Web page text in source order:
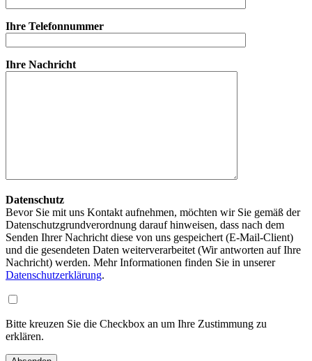
Ihre Telefonnummer
Ihre Nachricht
Datenschutz
Bevor Sie mit uns Kontakt aufnehmen, möchten wir Sie gemäß der
Datenschutzgrundverordnung darauf hinweisen, dass nach dem
Senden Ihrer Nachricht diese von uns gespeichert (E-Mail-Client)
und die gesendeten Daten weiterverarbeitet (Wir antworten auf Ihre
Nachricht) werden. Mehr Informationen finden Sie in unserer
Datenschutzerklärung.
Bitte kreuzen Sie die Checkbox an um Ihre Zustimmung zu
erklären.